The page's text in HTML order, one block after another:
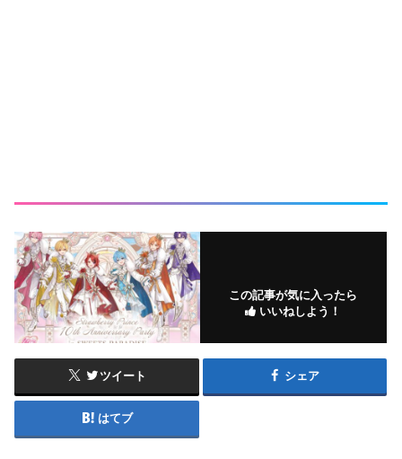
この記事が気に入ったら
いいねしよう！
ツイート シェア
はてブ